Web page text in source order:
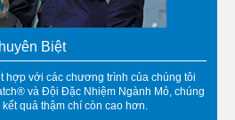
Biệt
hợp với các chương trình của chúng tôi
và Đội Đặc Nhiệm Ngành Mỏ, chúng
quả thậm chí còn cao hơn.